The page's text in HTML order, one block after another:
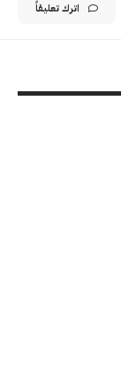
اترك تعليقاً